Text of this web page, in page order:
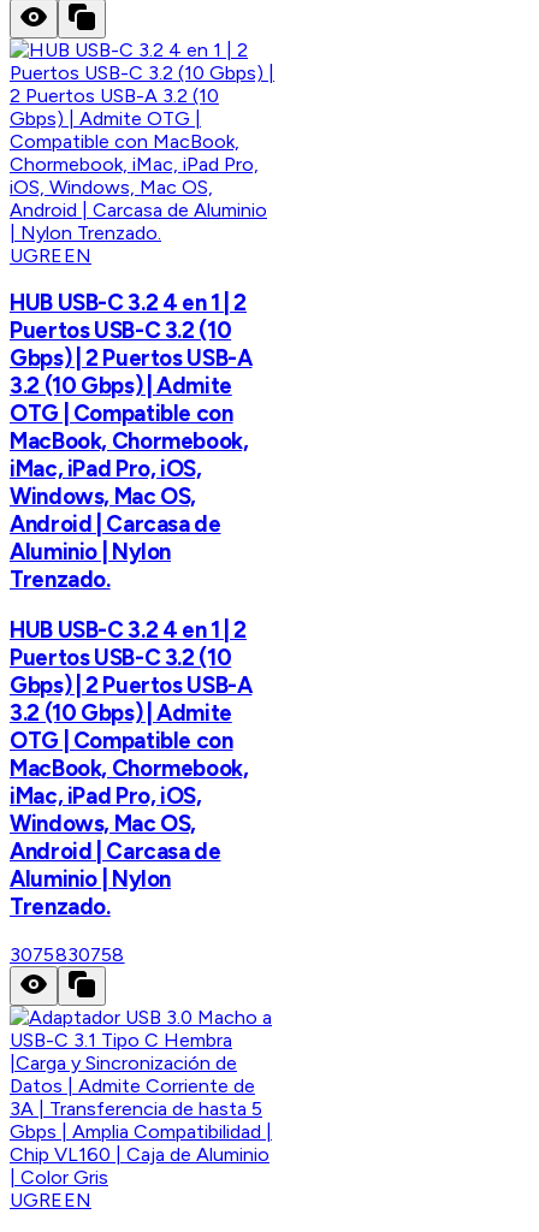
UGREEN
HUB USB-C 3.2 4 en 1 | 2
Puertos USB-C 3.2 (10
Gbps) | 2 Puertos USB-A
3.2 (10 Gbps) | Admite
OTG | Compatible con
MacBook, Chormebook,
iMac, iPad Pro, iOS,
Windows, Mac OS,
Android | Carcasa de
Aluminio | Nylon
Trenzado.
HUB USB-C 3.2 4 en 1 | 2
Puertos USB-C 3.2 (10
Gbps) | 2 Puertos USB-A
3.2 (10 Gbps) | Admite
OTG | Compatible con
MacBook, Chormebook,
iMac, iPad Pro, iOS,
Windows, Mac OS,
Android | Carcasa de
Aluminio | Nylon
Trenzado.
3075830758
UGREEN